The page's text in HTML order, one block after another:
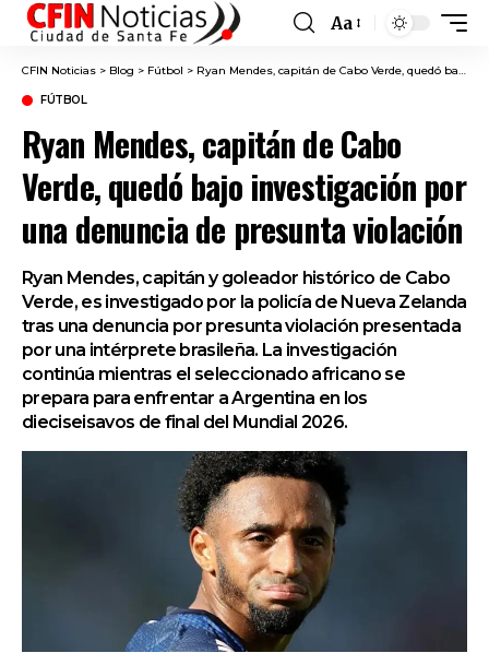
Font
Resizer
Aa
CFIN Noticias > Blog > Fútbol > Ryan Mendes, capitán de Cabo Verde, quedó bajo investigación por una denuncia de presunta violación
FÚTBOL
Ryan Mendes, capitán de Cabo
Verde, quedó bajo investigación por
una denuncia de presunta violación
Ryan Mendes, capitán y goleador histórico de Cabo
Verde, es investigado por la policía de Nueva Zelanda
tras una denuncia por presunta violación presentada
por una intérprete brasileña. La investigación
continúa mientras el seleccionado africano se
prepara para enfrentar a Argentina en los
dieciseisavos de final del Mundial 2026.